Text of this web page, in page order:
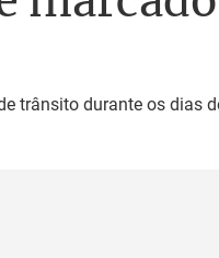
trânsito durante os dias